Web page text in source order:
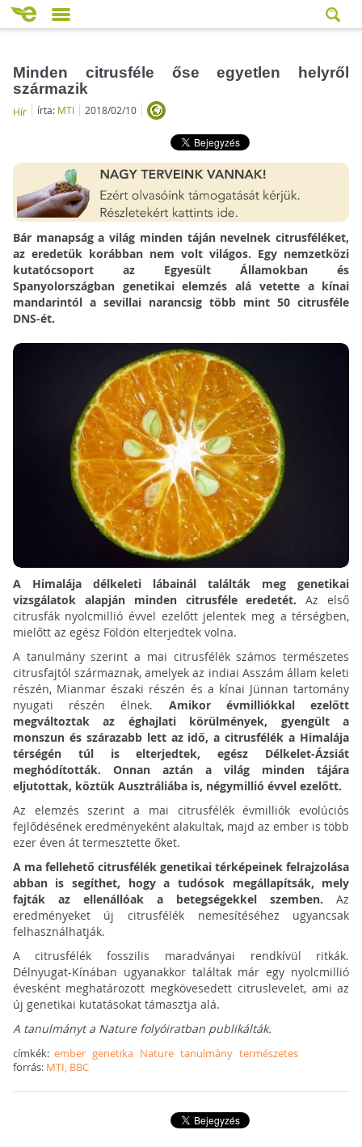
Minden citrusféle őse egyetlen helyről
származik
Hír írta: MTI 2018/02/10
Bár manapság a világ minden táján nevelnek citrusféléket,
az eredetük korábban nem volt világos. Egy nemzetközi
kutatócsoport az Egyesült Államokban és
Spanyolországban genetikai elemzés alá vetette a kínai
mandarintól a sevillai narancsig több mint 50 citrusféle
DNS-ét.
A Himalája délkeleti lábainál találták meg genetikai
vizsgálatok alapján minden citrusféle eredetét.Az első
citrusfák nyolcmillió évvel ezelőtt jelentek meg a térségben,
mielőtt az egész Földön elterjedtek volna.
A tanulmány szerint a mai citrusfélék számos természetes
citrusfajtól származnak, amelyek az indiai Asszám állam keleti
részén, Mianmar északi részén és a kínai Jünnan tartomány
nyugati részén élnek. Amikor évmilliókkal ezelőtt
megváltoztak az éghajlati körülmények, gyengült a
monszun és szárazabb lett az idő, a citrusfélék a Himalája
térségén túl is elterjedtek, egész Délkelet-Ázsiát
meghódították. Onnan aztán a világ minden tájára
eljutottak, köztük Ausztráliába is, négymillió évvel ezelőtt.
Az elemzés szerint a mai citrusfélék évmilliók evolúciós
fejlődésének eredményeként alakultak, majd az ember is több
ezer éven át termesztette őket.
A ma fellehető citrusfélék genetikai térképeinek felrajzolása
abban is segíthet, hogy a tudósok megállapítsák, mely
fajták az ellenállóak a betegségekkel szemben. Az
eredményeket új citrusfélék nemesítéséhez ugyancsak
felhasználhatják.
A citrusfélék fosszilis maradványai rendkívül ritkák.
Délnyugat-Kínában ugyanakkor találtak már egy nyolcmillió
évesként meghatározott megkövesedett citruslevelet, ami az
új genetikai kutatásokat támasztja alá.
A tanulmányt a Nature folyóiratban publikálták.
címkék: ember genetika Nature tanulmány természetes
forrás: MTI, BBC